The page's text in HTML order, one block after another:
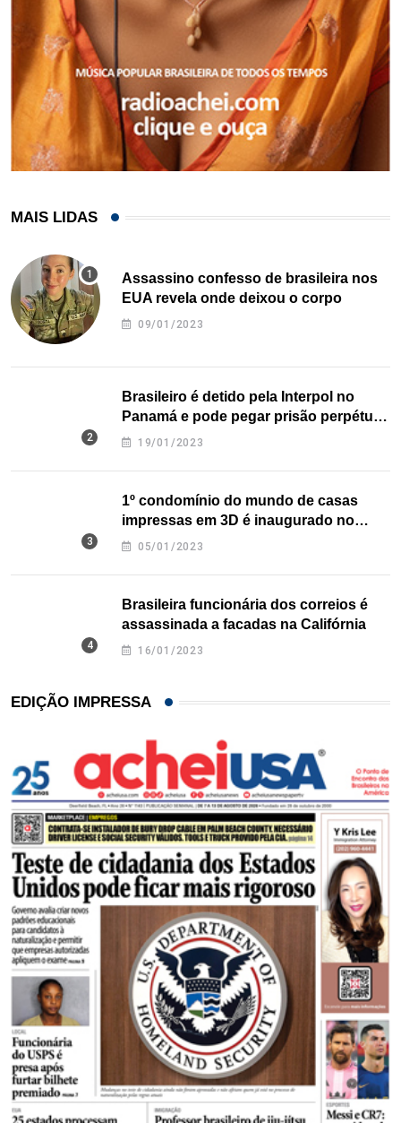
MAIS LIDAS
Assassino confesso de brasileira nos
EUA revela onde deixou o corpo
09/01/2023
Brasileiro é detido pela Interpol no
Panamá e pode pegar prisão perpétua
nos EUA
19/01/2023
1º condomínio do mundo de casas
impressas em 3D é inaugurado no
Texas
05/01/2023
Brasileira funcionária dos correios é
assassinada a facadas na Califórnia
16/01/2023
EDIÇÃO IMPRESSA